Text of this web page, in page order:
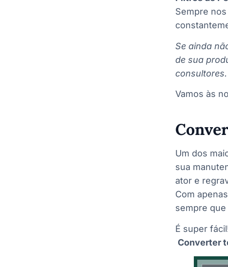
Sempre
Se ainda
de sua
consultores.
Vamos às
Um dos
sua
ator e
Com
sempre
É super
Converter